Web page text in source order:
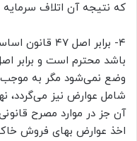
که نتیجه آن اتلاف سرمایه
۴- برابر اصل
وضع نمی‌شود مگر به موجب
شامل عوارض نیز می‌گردد،
آن جز در موارد مصرح
اخذ عوارض بهای فروش